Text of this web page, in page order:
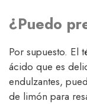
¿Puedo
Por supuesto. El
ácido que es
endulzantes,
de limón para